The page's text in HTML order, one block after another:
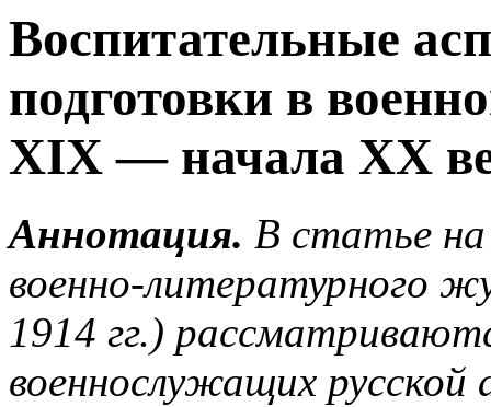
Воспитательные
подготовки в
XIX — начала XX
Аннотация. В статье на
военно-литературного
1914 гг.)
военнослужащих